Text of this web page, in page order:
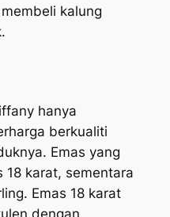
kalung
hanya
berkualiti
Emas yang
18 karat, sementara
Emas 18 karat
dengan